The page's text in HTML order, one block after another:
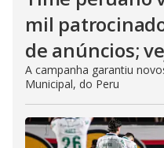
mil
de anúncios;
A campanha garantiu
Municipal, do Peru